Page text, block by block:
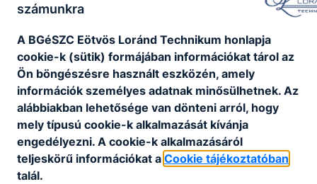
Képzési Program_Informatikai rendszer és
13.évf._EÖTVÖS.pdf
Letöltés
Képzési Program_Mechatronikai
technikus_09-13.évf._EÖTVÖS.pdf
Letöltés
Képzési Program_Szoftverfejlesztő és
számunkra
A BGéSZC Eötvös Loránd Technikum honlapja
cookie-k (sütik) formájában információkat tárol az
Ön böngészésre használt eszközén, amely
információk személyes adatnak minősülhetnek. Az
alábbiakban lehetősége van dönteni arról, hogy
mely típusú cookie-k alkalmazását kívánja
engedélyezni. A cookie-k alkalmazásáról
teljeskörű információkat a Cookie tájékoztatóban
talál.